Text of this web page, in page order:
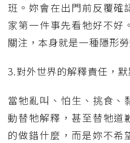
班。妳會在出門前反覆確
家第一件事先看牠好不好
關注，本身就是一種隱形勞
3.對外世界的解釋責任，
當牠亂叫、怕生、挑食、
動替牠解釋，甚至替牠道
的做錯什麼，而是妳不希